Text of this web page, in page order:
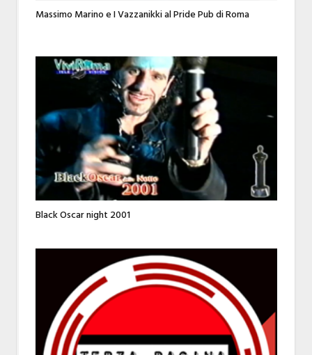
Massimo Marino e I Vazzanikki al Pride Pub di Roma
Black Oscar night 2001